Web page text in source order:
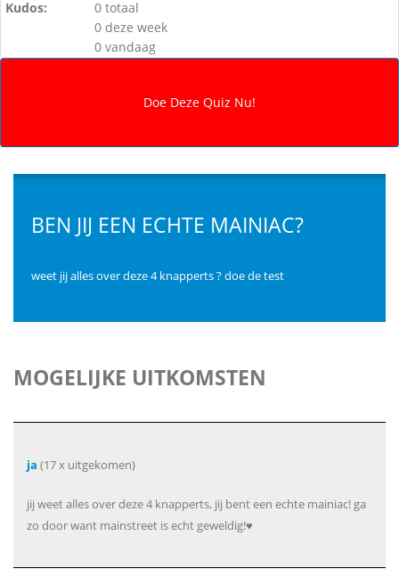
Kudos:
0 totaal
0 deze week
0 vandaag
BEN JIJ EEN ECHTE MAINIAC?
weet jij alles over deze 4 knapperts ? doe de test
MOGELIJKE UITKOMSTEN
ja (17 x uitgekomen)
jij weet alles over deze 4 knapperts, jij bent een echte mainiac! ga
zo door want mainstreet is echt geweldig!♥